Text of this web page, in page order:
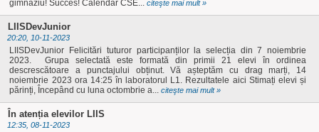
Departamentul
eLIIS
LIIS în presă 2021 -
1
LIIS în presă 2021 -
2
Arte și Sport
Secretariat
Prevenirea şi
combaterea
hărţuirii pe criteriul
de sex, precum şi
interes public
Posturi Vacante
Resurse Umane
Certificatele
Liceului
gimnaziu! Succes! Calendar CSE... citeşte mai mult »
LIISDevJunior
20:20, 10-11-2023
LIISDevJunior Felicitări tuturor participanților la selecția din 7 noiembrie
2023. Grupa selectată este formată din primii 21 elevi în ordinea
descrescătoare a punctajului obținut. Vă așteptăm cu drag marți, 14
noiembrie 2023 ora 14:25 în laboratorul L1. Rezultatele aici Stimați elevi și
părinți, Începând cu luna octombrie a... citeşte mai mult »
În atenția elevilor LIIS
12:35, 08-11-2023